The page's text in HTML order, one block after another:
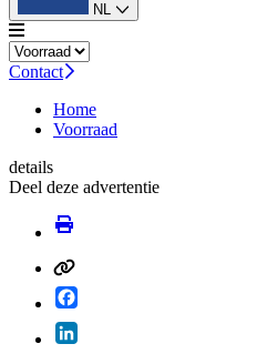
NL
Contact
Home
Voorraad
details
Deel deze advertentie